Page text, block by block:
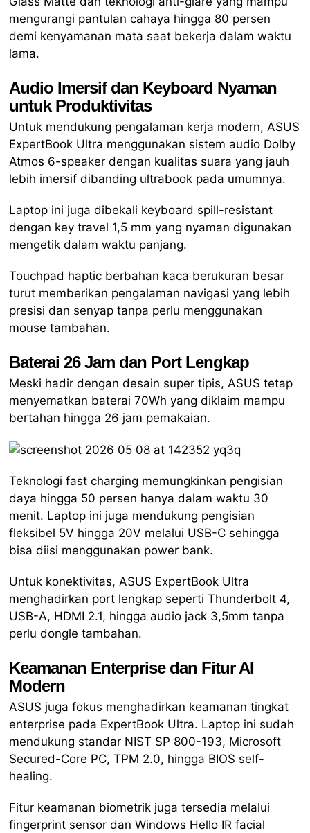
mengurangi pantulan cahaya hingga 80 persen
demi kenyamanan mata saat bekerja dalam waktu
lama.
Audio Imersif dan Keyboard Nyaman
untuk Produktivitas
Untuk mendukung pengalaman kerja modern, ASUS
ExpertBook Ultra menggunakan sistem audio Dolby
Atmos 6-speaker dengan kualitas suara yang jauh
lebih imersif dibanding ultrabook pada umumnya.
Laptop ini juga dibekali keyboard spill-resistant
dengan key travel 1,5 mm yang nyaman digunakan
mengetik dalam waktu panjang.
Touchpad haptic berbahan kaca berukuran besar
turut memberikan pengalaman navigasi yang lebih
presisi dan senyap tanpa perlu menggunakan
mouse tambahan.
Baterai 26 Jam dan Port Lengkap
Meski hadir dengan desain super tipis, ASUS tetap
menyematkan baterai 70Wh yang diklaim mampu
bertahan hingga 26 jam pemakaian.
Teknologi fast charging memungkinkan pengisian
daya hingga 50 persen hanya dalam waktu 30
menit. Laptop ini juga mendukung pengisian
fleksibel 5V hingga 20V melalui USB-C sehingga
bisa diisi menggunakan power bank.
Untuk konektivitas, ASUS ExpertBook Ultra
menghadirkan port lengkap seperti Thunderbolt 4,
USB-A, HDMI 2.1, hingga audio jack 3,5mm tanpa
perlu dongle tambahan.
Keamanan Enterprise dan Fitur AI
Modern
ASUS juga fokus menghadirkan keamanan tingkat
enterprise pada ExpertBook Ultra. Laptop ini sudah
mendukung standar NIST SP 800-193, Microsoft
Secured-Core PC, TPM 2.0, hingga BIOS self-
healing.
Fitur keamanan biometrik juga tersedia melalui
fingerprint sensor dan Windows Hello IR facial